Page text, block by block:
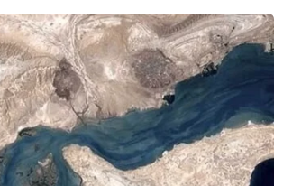
TẤN XÃ VIỆT NAM
TIẾN DUẨN
NGUYỄN THỊ TÁM, KHÚC THANH